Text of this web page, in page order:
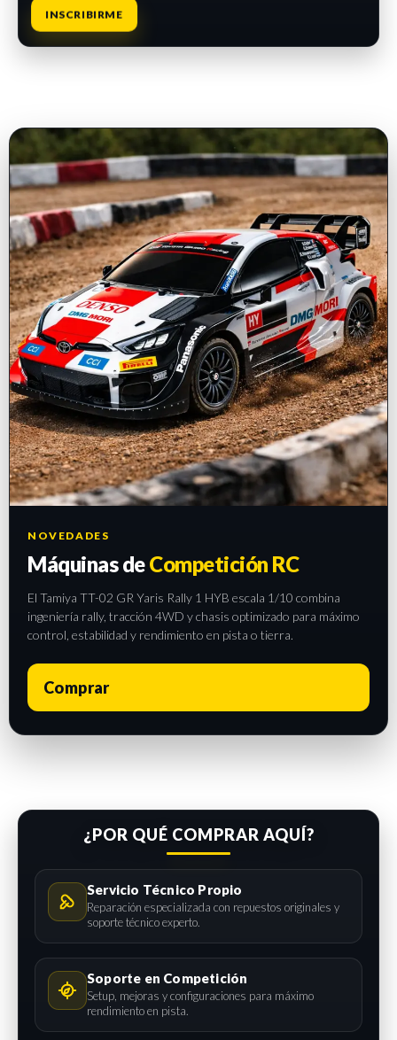
INSCRIBIRME
NOVEDADES
Máquinas deCompetición RC
El Tamiya TT-02 GR Yaris Rally 1 HYB escala 1/10 combina
ingeniería rally, tracción 4WD y chasis optimizado para máximo
control, estabilidad y rendimiento en pista o tierra.
Comprar
¿POR QUÉ COMPRAR AQUÍ?
Servicio Técnico Propio
Reparación especializada con repuestos originales y
soporte técnico experto.
Soporte en Competición
Setup, mejoras y configuraciones para máximo
rendimiento en pista.